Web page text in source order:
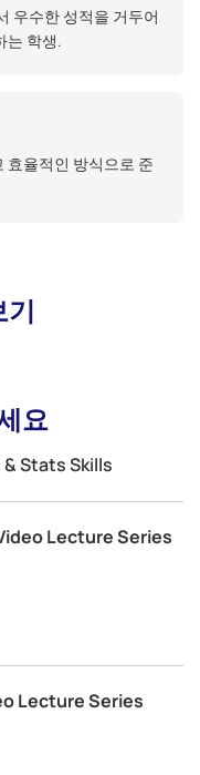
우수한 성적을 거두어
는 학생.
효율적인 방식으로 준
기
요
Stats Skills
Lecture Series
Lecture Series